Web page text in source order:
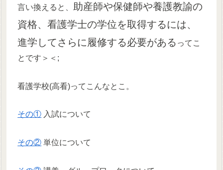
言い換えると、
助産師や保健師や養護教諭の
資格、看護学士の学位を取得するには、
進学してさらに履修する必要がある ってこ
とです＞＜;
看護学校(高看)ってこんなとこ。
その① 入試について
その② 単位について